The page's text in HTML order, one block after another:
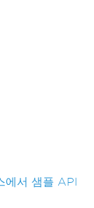
에서 샘플 API